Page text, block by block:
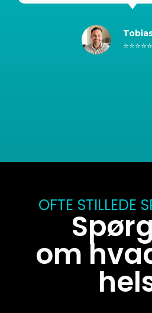
⭐⭐⭐⭐⭐
OFTE STILLEDE
om